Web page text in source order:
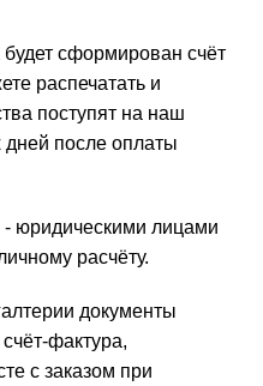
сформирован счёт
распечатать и
поступят на наш
дней после оплаты
- юридическими лицами
расчёту.
документы
фактура,
с заказом при